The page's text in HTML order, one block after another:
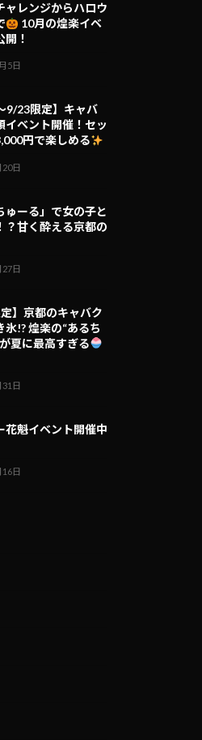
ャレンジからハロウ
10月の煌楽イベ
開！
5日
9/23限定】キャバ
イベント開催！セッ
円で楽しめる
20日
ゅーる」で女の子と
？甘く酔える京都の
27日
定】京都のキャバク
氷!? 煌楽の“あるち
夏に最高すぎる
31日
花魁イベント開催中
日